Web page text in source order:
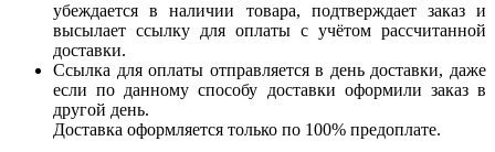
убеждается в наличии товара, подтверждает заказ и
высылает ссылку для оплаты с учётом рассчитанной
доставки.
Ссылка для оплаты отправляется в день доставки, даже
если по данному способу доставки оформили заказ в
другой день.
Доставка оформляется только по 100% предоплате.